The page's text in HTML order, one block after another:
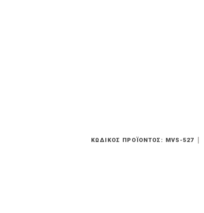
ΚΩΔΙΚΌΣ ΠΡΟΪΌΝΤΟΣ: MVS-527